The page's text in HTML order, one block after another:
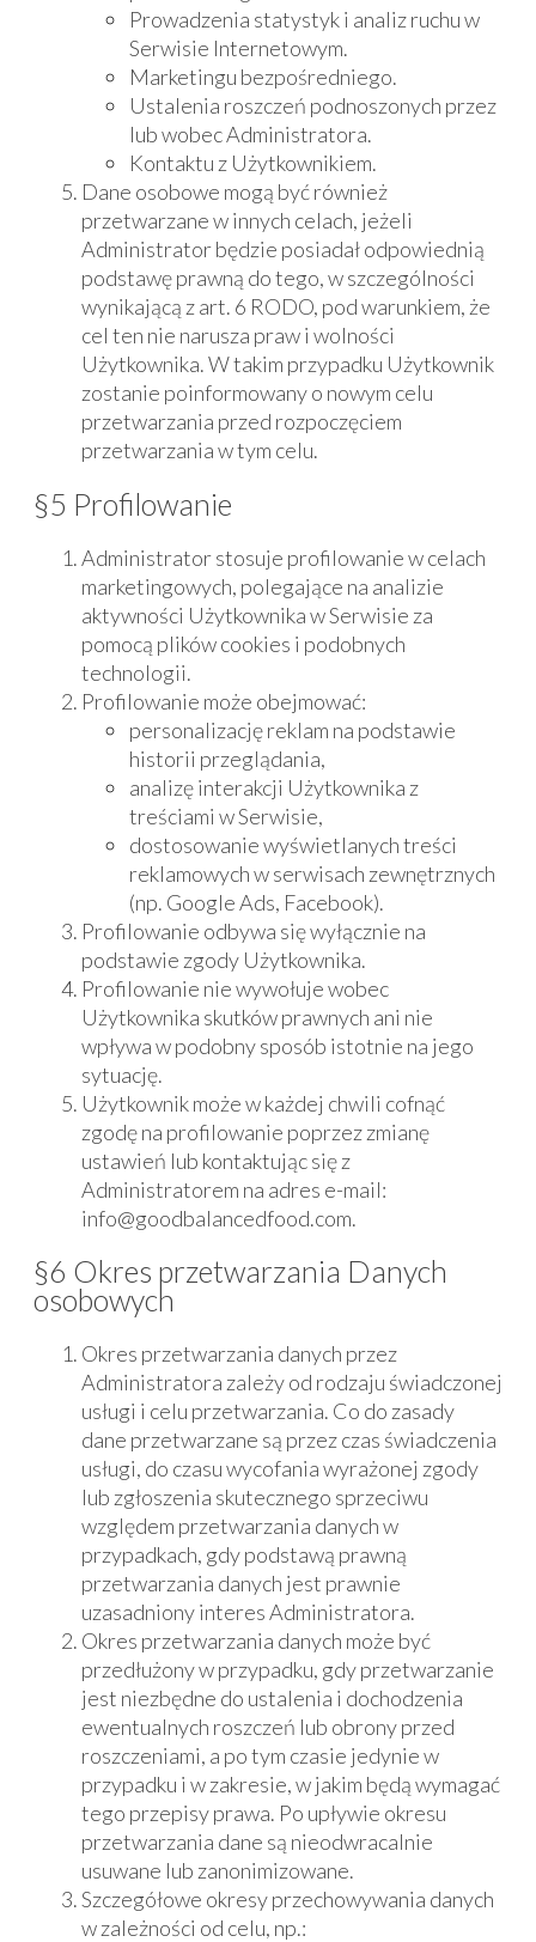
Prowadzenia statystyk i analiz ruchu w
Serwisie Internetowym.
Marketingu bezpośredniego.
Ustalenia roszczeń podnoszonych przez
lub wobec Administratora.
Kontaktu z Użytkownikiem.
Dane osobowe mogą być również
przetwarzane w innych celach, jeżeli
Administrator będzie posiadał odpowiednią
podstawę prawną do tego, w szczególności
wynikającą z art. 6 RODO, pod warunkiem, że
cel ten nie narusza praw i wolności
Użytkownika. W takim przypadku Użytkownik
zostanie poinformowany o nowym celu
przetwarzania przed rozpoczęciem
przetwarzania w tym celu.
§5 Profilowanie
Administrator stosuje profilowanie w celach
marketingowych, polegające na analizie
aktywności Użytkownika w Serwisie za
pomocą plików cookies i podobnych
technologii.
Profilowanie może obejmować:
personalizację reklam na podstawie
historii przeglądania,
analizę interakcji Użytkownika z
treściami w Serwisie,
dostosowanie wyświetlanych treści
reklamowych w serwisach zewnętrznych
(np. Google Ads, Facebook).
Profilowanie odbywa się wyłącznie na
podstawie zgody Użytkownika.
Profilowanie nie wywołuje wobec
Użytkownika skutków prawnych ani nie
wpływa w podobny sposób istotnie na jego
sytuację.
Użytkownik może w każdej chwili cofnąć
zgodę na profilowanie poprzez zmianę
ustawień lub kontaktując się z
Administratorem na adres e-mail:
info@goodbalancedfood.com.
§6 Okres przetwarzania Danych
osobowych
Okres przetwarzania danych przez
Administratora zależy od rodzaju świadczonej
usługi i celu przetwarzania. Co do zasady
dane przetwarzane są przez czas świadczenia
usługi, do czasu wycofania wyrażonej zgody
lub zgłoszenia skutecznego sprzeciwu
względem przetwarzania danych w
przypadkach, gdy podstawą prawną
przetwarzania danych jest prawnie
uzasadniony interes Administratora.
Okres przetwarzania danych może być
przedłużony w przypadku, gdy przetwarzanie
jest niezbędne do ustalenia i dochodzenia
ewentualnych roszczeń lub obrony przed
roszczeniami, a po tym czasie jedynie w
przypadku i w zakresie, w jakim będą wymagać
tego przepisy prawa. Po upływie okresu
przetwarzania dane są nieodwracalnie
usuwane lub zanonimizowane.
Szczegółowe okresy przechowywania danych
w zależności od celu, np.: